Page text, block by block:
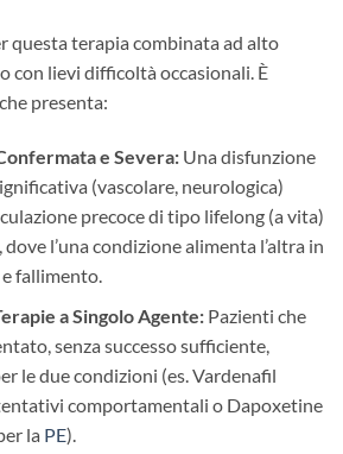
questa terapia combinata ad alto
con lievi difficoltà occasionali. È
presenta:
e Severa:​ Una disfunzione
(vascolare, neurologica)
precoce di tipo lifelong (a vita)
l’una condizione alimenta l’altra in
fallimento.
a Singolo Agente:​ Pazienti che
senza successo sufficiente,
le due condizioni (es. Vardenafil
comportamentali o Dapoxetine
la PE).